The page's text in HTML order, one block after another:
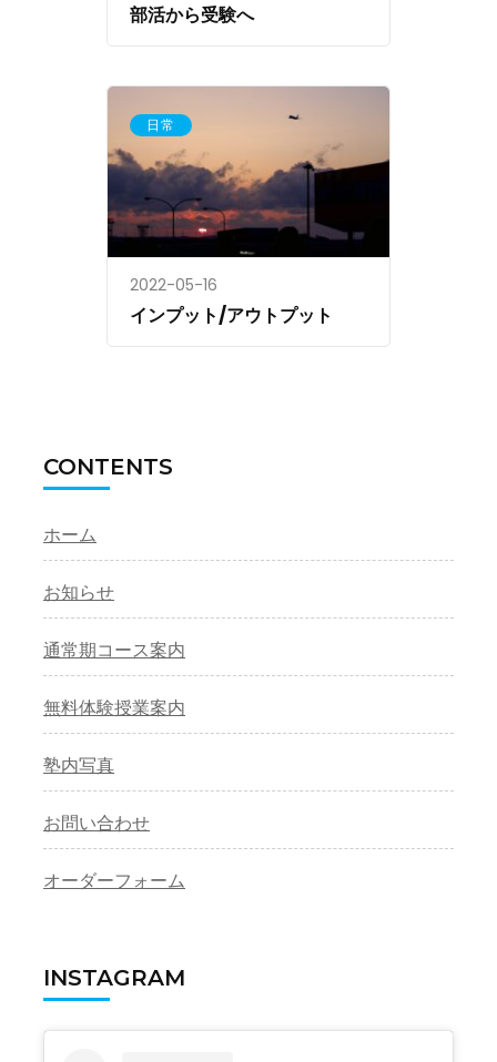
部活から受験へ
日常
2022-05-16
インプット/アウトプット
CONTENTS
ホーム
お知らせ
通常期コース案内
無料体験授業案内
塾内写真
お問い合わせ
オーダーフォーム
INSTAGRAM